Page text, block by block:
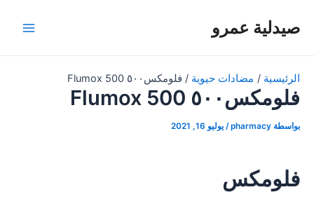
صيدلية عمرو
الرئيسية مضادات حيوية فلومكس٥٠٠ Flumox 500
فلومكس٥٠٠ Flumox 500
بواسطة pharmacy
/ يوليو 16, 2021
فلومكس